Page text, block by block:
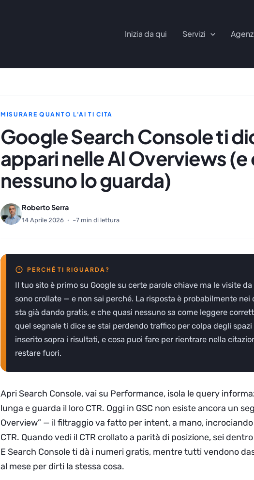
Inizia da qui Servizi
MISURARE QUANTO L'AI TI CITA
Google Search Console ti
appari nelle AI Overviews (e
nessuno lo guarda)
Roberto Serra
14 Aprile 2026 · ~7 min di lettura
Il tuo sito è primo su Google su certe parole chiave ma le visite
sono crollate — e non sai perché. La risposta è probabilmente nei
sta già dando gratis, e che quasi nessuno sa come leggere
quel segnale ti dice se stai perdendo traffico per colpa degli spazi
inserito sopra i risultati, e cosa puoi fare per rientrare nella
restare fuori.
Apri Search Console, vai su Performance, isola le query
lunga e guarda il loro CTR. Oggi in GSC non esiste ancora un
Overview” — il filtraggio va fatto per intent, a mano,
CTR. Quando vedi il CTR crollato a parità di posizione, sei
E Search Console ti dà i numeri gratis, mentre tutti vendono
al mese per dirti la stessa cosa.